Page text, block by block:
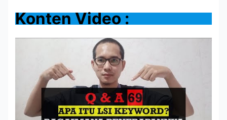
Konten Video :